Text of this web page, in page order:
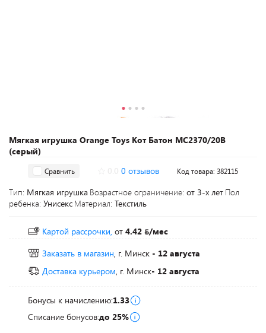
Мягкая игрушка Orange Toys Кот Батон MC2370/20B
(серый)
Сравнить 0 отзывов Код товара: 382115
Тип: Мягкая игрушка Возрастное ограничение: от 3-х лет Пол
ребенка: Унисекс Материал: Текстиль
Картой рассрочки, от 4.42
/мес
Заказать в магазин, г. Минск - 12 августа
Доставка курьером, г. Минск- 12 августа
Бонусы к начислению:1.33
Списание бонусов:до 25%